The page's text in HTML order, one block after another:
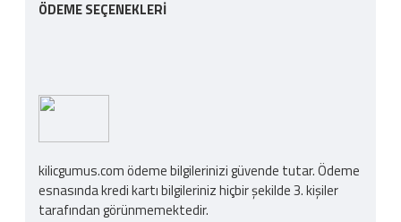
ÖDEME SEÇENEKLERI
kilicgumus.com ödeme bilgilerinizi güvende tutar. Ödeme
esnasında kredi kartı bilgileriniz hiçbir şekilde 3. kişiler
tarafından görünmemektedir.